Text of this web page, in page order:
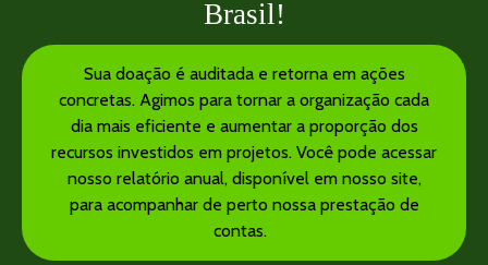
Brasil!
Sua doação é auditada e retorna em ações
concretas. Agimos para tornar a organização cada
dia mais eficiente e aumentar a proporção dos
recursos investidos em projetos. Você pode acessar
nosso relatório anual, disponível em nosso site,
para acompanhar de perto nossa prestação de
contas.